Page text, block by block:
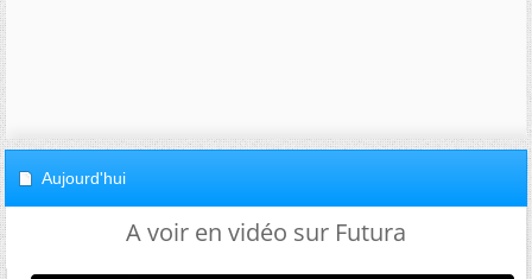
Aujourd'hui
A voir en vidéo sur Futura